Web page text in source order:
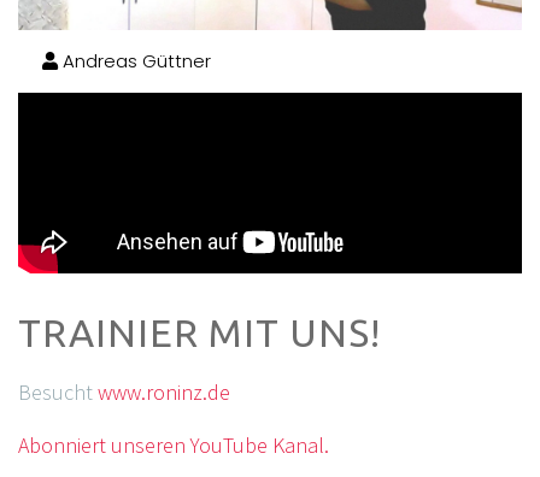
Andreas Güttner
TRAINIER MIT UNS!
Besuchtwww.roninz.de
Abonniert unseren YouTube Kanal.